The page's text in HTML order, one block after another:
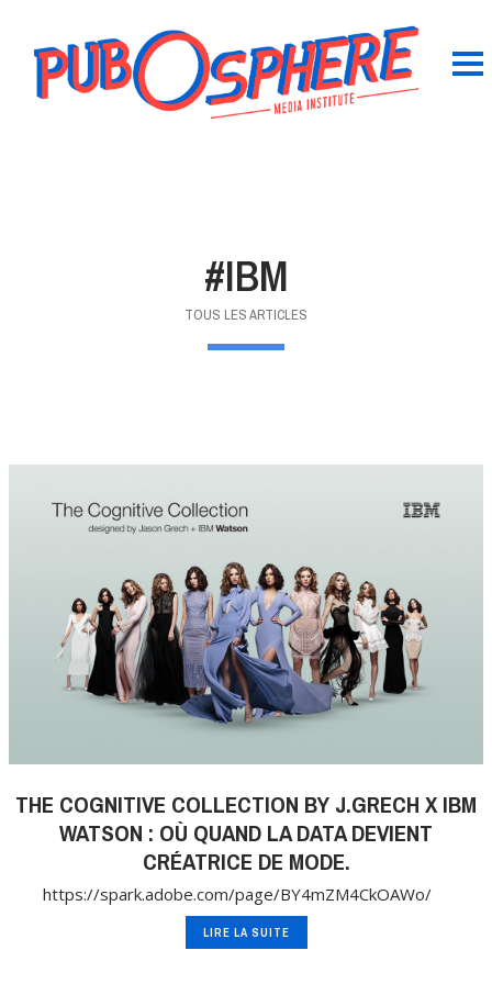
#IBM
TOUS LES ARTICLES
THE COGNITIVE COLLECTION BY J.GRECH X IBM
WATSON : OÙ QUAND LA DATA DEVIENT
CRÉATRICE DE MODE.
https://spark.adobe.com/page/BY4mZM4CkOAWo/
LIRE LA SUITE